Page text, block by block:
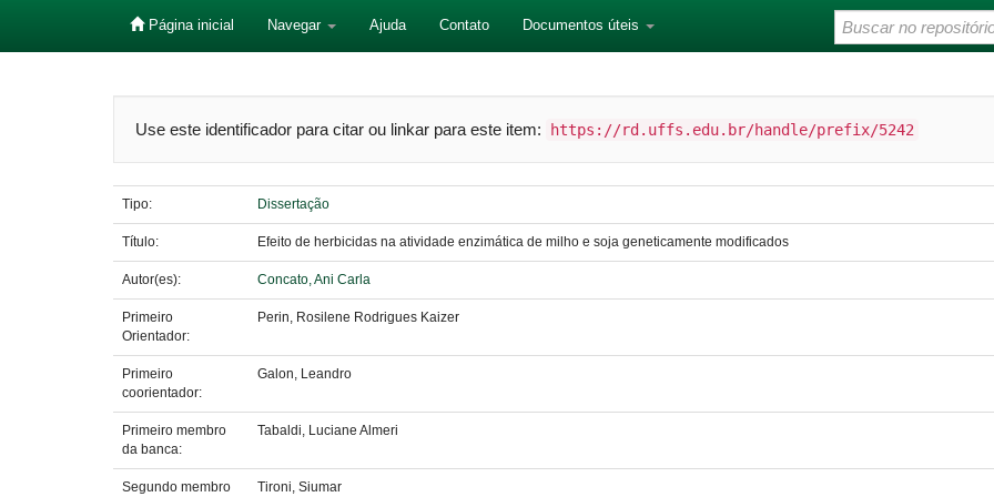
Página inicial Navegar Ajuda Contato Documentos úteis
Use este identificador para citar ou linkar para este item: https://rd.uffs.edu.br/handle/prefix/5242
Tipo: Dissertação
Título: Efeito de herbicidas na atividade enzimática de milho e soja geneticamente modificados
Autor(es): Concato, Ani Carla
Primeiro
Orientador:
Perin, Rosilene Rodrigues Kaizer
Primeiro
coorientador:
Galon, Leandro
Primeiro membro
da banca:
Tabaldi, Luciane Almeri
Segundo membro
Tironi, Siumar